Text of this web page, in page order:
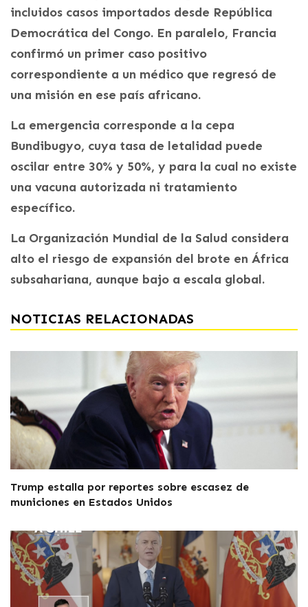
incluidos casos importados desde República
Democrática del Congo. En paralelo, Francia
confirmó un primer caso positivo
correspondiente a un médico que regresó de
una misión en ese país africano.
La emergencia corresponde a la cepa
Bundibugyo, cuya tasa de letalidad puede
oscilar entre 30% y 50%, y para la cual no existe
una vacuna autorizada ni tratamiento
específico.
La Organización Mundial de la Salud considera
alto el riesgo de expansión del brote en África
subsahariana, aunque bajo a escala global.
NOTICIAS RELACIONADAS
Trump estalla por reportes sobre escasez de
municiones en Estados Unidos